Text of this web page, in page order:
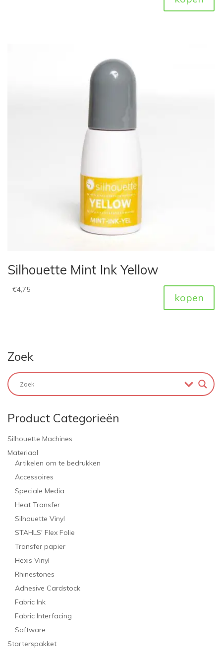
Silhouette Mint Ink Yellow
€4,75
kopen
Zoek
Product Categorieën
Silhouette Machines
Materiaal
Artikelen om te bedrukken
Accessoires
Speciale Media
Heat Transfer
Silhouette Vinyl
STAHLS' Flex Folie
Transfer papier
Hexis Vinyl
Rhinestones
Adhesive Cardstock
Fabric Ink
Fabric Interfacing
Software
Starterspakket